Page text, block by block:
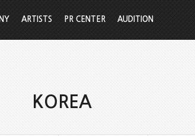
ARTISTS PR CENTER AUDITION
KOREA